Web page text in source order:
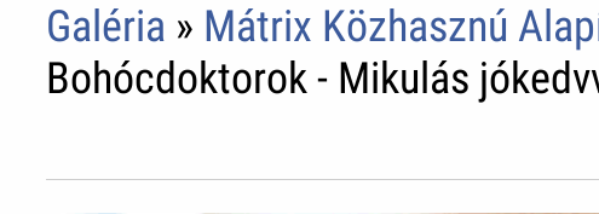
Galéria » Mátrix Közhasznú
Bohócdoktorok - Mikulás